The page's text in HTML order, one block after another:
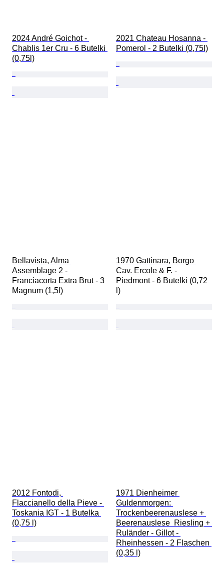
2024 André Goichot -
Chablis 1er Cru - 6 Butelki
(0,75l)
2021 Chateau Hosanna -
Pomerol - 2 Butelki (0,75l)
Bellavista, Alma
Assemblage 2 -
Franciacorta Extra Brut - 3
Magnum (1,5l)
1970 Gattinara, Borgo
Cav. Ercole & F. -
Piedmont - 6 Butelki (0,72
l)
2012 Fontodi,
Flaccianello della Pieve -
Toskania IGT - 1 Butelka
(0,75 l)
1971 Dienheimer
Guldenmorgen:
Trockenbeerenauslese +
Beerenauslese  Riesling +
Ruländer - Gillot -
Rheinhessen - 2 Flaschen
(0,35 l)